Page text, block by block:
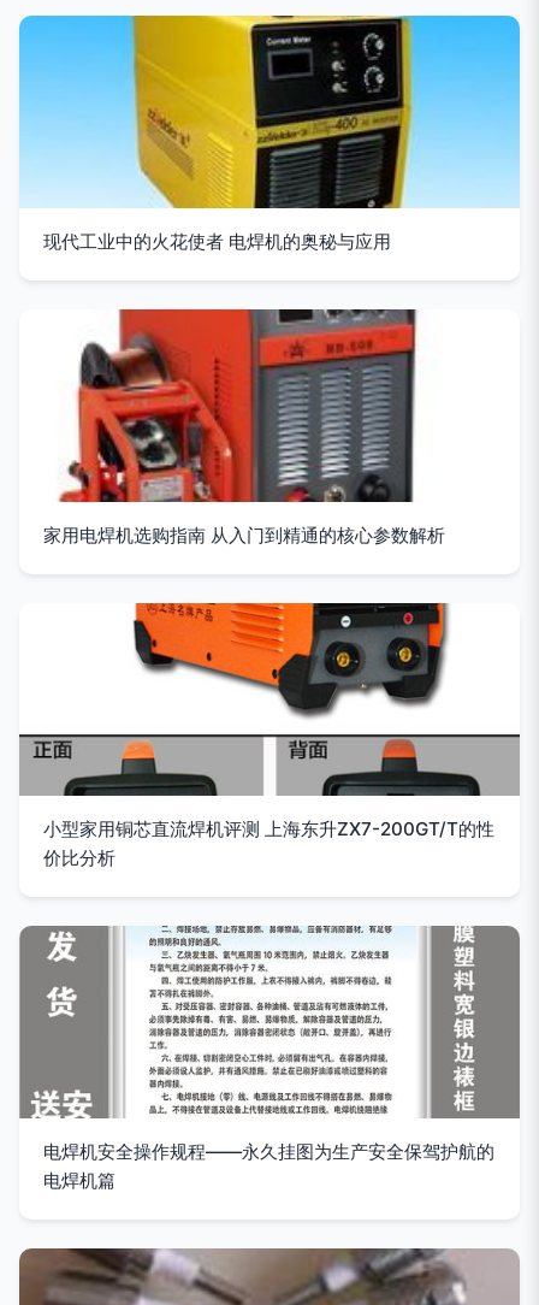
现代工业中的火花使者 电焊机的奥秘与应用
家用电焊机选购指南 从入门到精通的核心参数解析
小型家用铜芯直流焊机评测 上海东升ZX7-200GT/T的性
价比分析
电焊机安全操作规程——永久挂图为生产安全保驾护航的
电焊机篇